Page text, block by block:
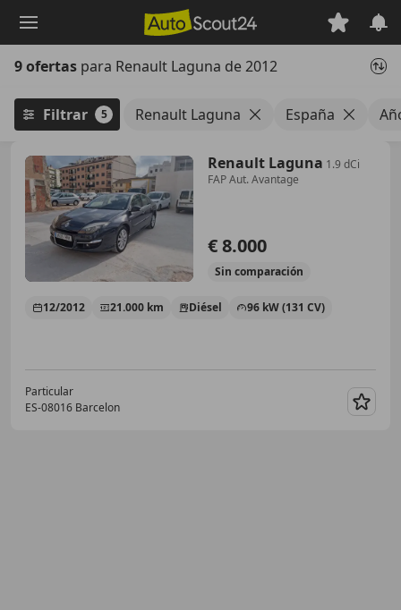
principal
9 ofertas para Renault Laguna de 2012
Filtrar 5 Renault Laguna España
Renault Laguna 1.9 dCi
FAP Aut. Avantage
€ 8.000
Sin comparación
12/2012 21.000 km Diésel 96 kW (131 CV)
Particular
ES-08016 Barcelon